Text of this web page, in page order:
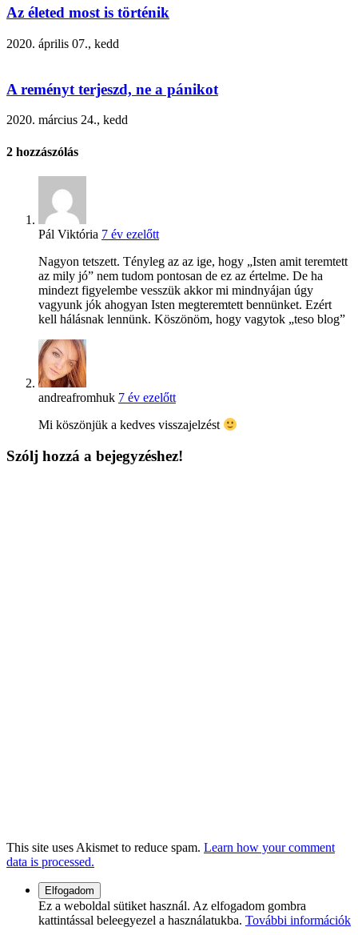
Az életed most is történik
2020. április 07., kedd
A reményt terjeszd, ne a pánikot
2020. március 24., kedd
2 hozzászólás
Pál Viktória 7 év ezelőtt
Nagyon tetszett. Tényleg az az ige, hogy „Isten amit teremtett
az mily jó” nem tudom pontosan de ez az értelme. De ha
mindezt figyelembe vesszük akkor mi mindnyájan úgy
vagyunk jók ahogyan Isten megteremtett bennünket. Ezért
kell hálásnak lennünk. Köszönöm, hogy vagytok „teso blog”
andreafromhuk 7 év ezelőtt
Mi köszönjük a kedves visszajelzést
Szólj hozzá a bejegyzéshez!
This site uses Akismet to reduce spam. Learn how your comment
data is processed.
Ez a weboldal sütiket használ. Az elfogadom gombra
kattintással beleegyezel a használatukba. További információk